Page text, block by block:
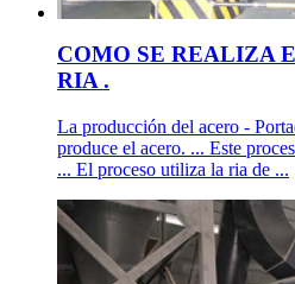
COMO SE REALIZA
RIA .
La producción del acero -
produce el acero. ... Este
... El proceso utiliza la ria de ...